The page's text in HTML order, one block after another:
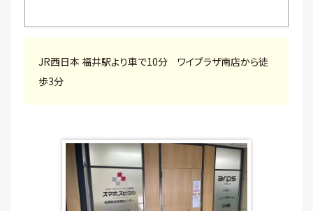
JR西日本 福井駅より車で10分 ワイプラザ南店から徒
歩3分